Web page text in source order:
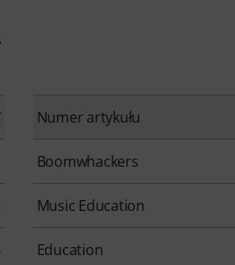
Numer artykułu
Boomwhackers
Music Education
Education